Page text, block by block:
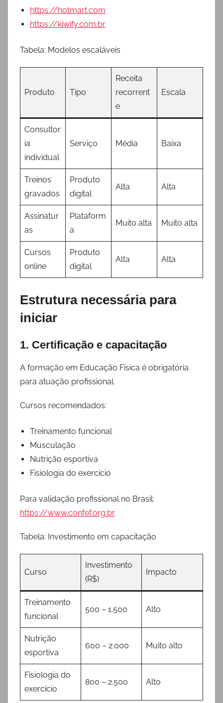
https://hotmart.com
https://kiwify.com.br
Tabela: Modelos escaláveis
Produto Tipo
Receita
recorrent
e
Escala
Consultor
ia
individual
Serviço Média Baixa
Treinos
gravados
Produto
digital
Alta Alta
Assinatur
as
Plataform
a
Muito alta Muito alta
Cursos
online
Produto
digital
Alta Alta
Estrutura necessária para
iniciar
1. Certificação e capacitação
A formação em Educação Física é obrigatória
para atuação profissional.
Cursos recomendados:
Treinamento funcional
Musculação
Nutrição esportiva
Fisiologia do exercício
Para validação profissional no Brasil:
https://www.confef.org.br
Tabela: Investimento em capacitação
Curso
Investimento
(R$)
Impacto
Treinamento
funcional
500 – 1.500 Alto
Nutrição
esportiva
600 – 2.000 Muito alto
Fisiologia do
exercício
800 – 2.500 Alto